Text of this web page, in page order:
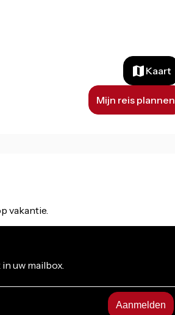
Kaart
Mijn reis plannen
vakantie.
uw mailbox.